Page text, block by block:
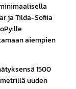
ja Tilda-Sofiia
aiempien
1500
uuden